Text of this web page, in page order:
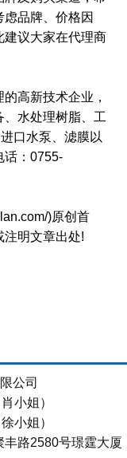
品牌、价格因
建议大家在代理商
高新技术企业，
、水处理树脂、工
口水泵、滤膜以
话：0755-
)原创首
注明文章出处!
公司
小姐）
小姐）
路2580号璟霆大厦